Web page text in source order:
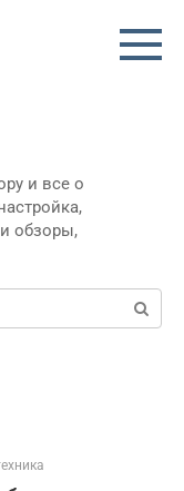
и все о
обзоры,